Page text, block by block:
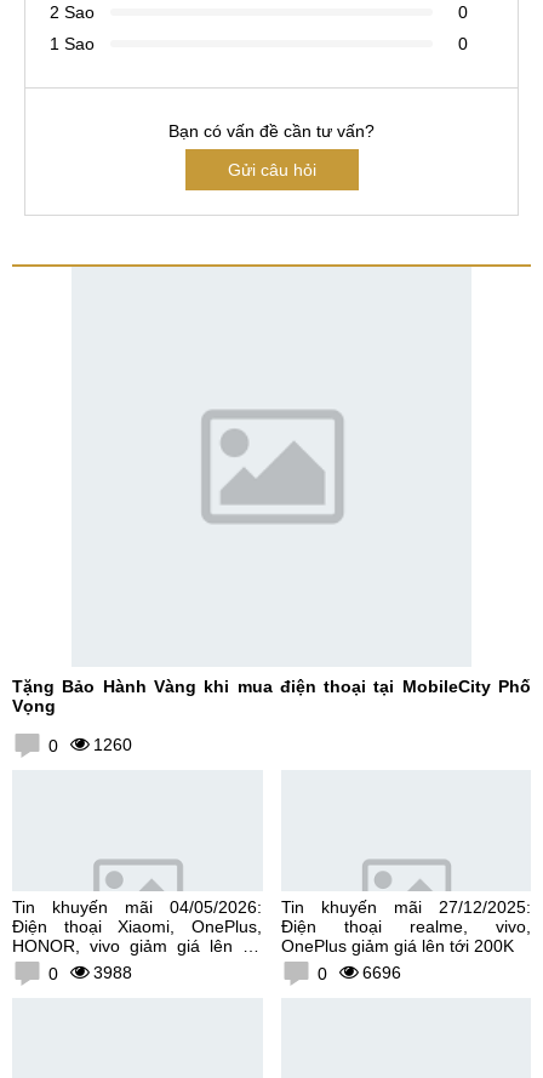
2 Sao
0
1 Sao
0
Bạn có vấn đề cần tư vấn?
Gửi câu hỏi
Tặng Bảo Hành Vàng khi mua điện thoại tại MobileCity Phố
Vọng
0 1260
Tin khuyến mãi 04/05/2026:
Điện thoại Xiaomi, OnePlus,
HONOR, vivo giảm giá lên tới
300K0 3988
Tin khuyến mãi 27/12/2025:
Điện thoại realme, vivo,
OnePlus giảm giá lên tới 200K
0
6696